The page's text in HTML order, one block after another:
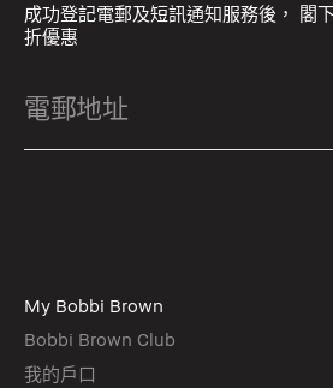
成功登記電郵及短訊通知服務後， 閣
折優惠
My Bobbi Brown
Bobbi Brown Club
我的戶口